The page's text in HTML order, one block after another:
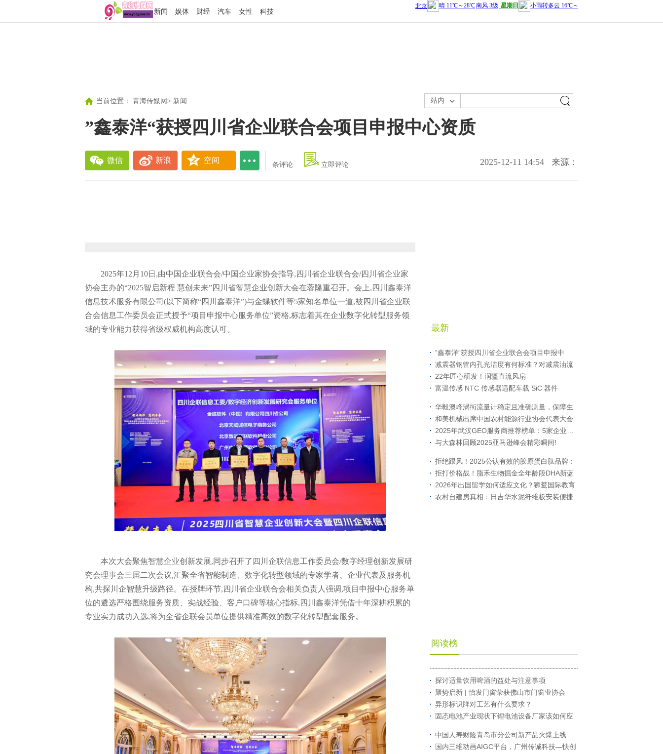
新闻 娱体 财经 汽车 女性 科技
当前位置： 青海传媒网 > 新闻 站内
”鑫泰洋“获授四川省企业联合会项目申报中心资质
微信 新浪 空间
条评论 立即评论 2025-12-11 14:54 来源：
2025年12月10日,由中国企业联合会/中国企业家协会指导,四川省企业联合会/四川省企业家
协会主办的“2025智启新程 慧创未来”四川省智慧企业创新大会在蓉隆重召开。会上,四川鑫泰洋
信息技术服务有限公司(以下简称“四川鑫泰洋”)与金蝶软件等5家知名单位一道,被四川省企业联
合会信息工作委员会正式授予“项目申报中心服务单位”资格,标志着其在企业数字化转型服务领
域的专业能力获得省级权威机构高度认可。
本次大会聚焦智慧企业创新发展,同步召开了四川企联信息工作委员会/数字经理创新发展研
究会理事会三届二次会议,汇聚全省智能制造、数字化转型领域的专家学者、企业代表及服务机
构,共探川企智慧升级路径。在授牌环节,四川省企业联合会相关负责人强调,项目申报中心服务单
位的遴选严格围绕服务资质、实战经验、客户口碑等核心指标,四川鑫泰洋凭借十年深耕积累的
专业实力成功入选,将为全省企联会员单位提供精准高效的数字化转型配套服务。
最新
”鑫泰洋“获授四川省企业联合会项目申报中
减震器钢管内孔光洁度有何标准？对减震油流
22年匠心研发！润疆直流风扇
富温传感 NTC 传感器适配车载 SiC 器件
华毅澳峰涡街流量计稳定且准确测量，保障生
和美机械出席中国农村能源行业协会代表大会
与大森林回顾2025亚马逊峰会精彩瞬间!
拒绝跟风！2025公认有效的胶原蛋白肽品牌：
拒打价格战！脂禾生物掘金全年龄段DHA新蓝
2026年出国留学如何适应文化？狮鹫国际教育
农村自建房真相：日吉华水泥纤维板安装便捷
阅读榜
探讨适量饮用啤酒的益处与注意事项
聚势启新 | 怡发门窗荣获佛山市门窗业协会
异形标识牌对工艺有什么要求？
固态电池产业现状下锂电池设备厂家该如何应
中国人寿财险青岛市分公司新产品火爆上线
国内三维动画AIGC平台，广州传诚科技—快创